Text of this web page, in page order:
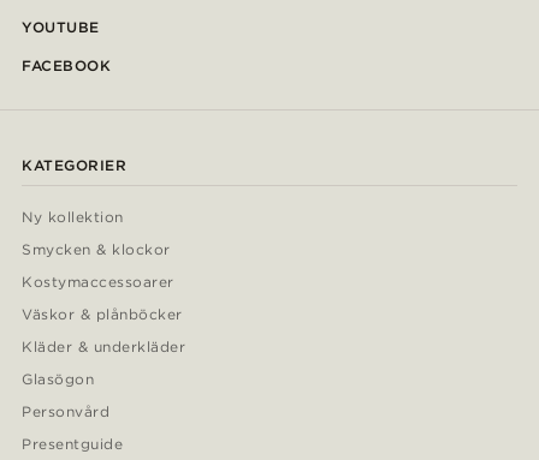
YOUTUBE
FACEBOOK
KATEGORIER
Ny kollektion
Smycken & klockor
Kostymaccessoarer
Väskor & plånböcker
Kläder & underkläder
Glasögon
Personvård
Presentguide